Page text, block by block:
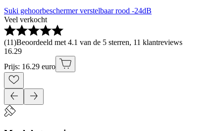
Suki gehoorbeschermer verstelbaar rood -24dB
Veel verkocht
(11)Beoordeeld met 4.1 van de 5 sterren, 11 klantreviews
16.29
Prijs: 16.29 euro